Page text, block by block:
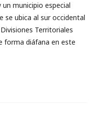
municipio especial
se ubica al sur occidental
Territoriales
forma diáfana en este